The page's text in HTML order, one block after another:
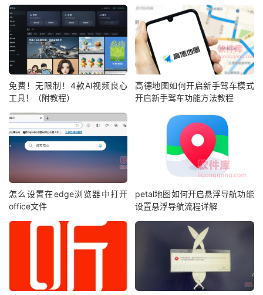
免费！无限制！4款AI视频良心
工具！（附教程）
高德地图如何开启新手驾车模式
开启新手驾车功能方法教程
怎么设置在edge浏览器中打开
office文件
petal地图如何开启悬浮导航功能
设置悬浮导航流程详解